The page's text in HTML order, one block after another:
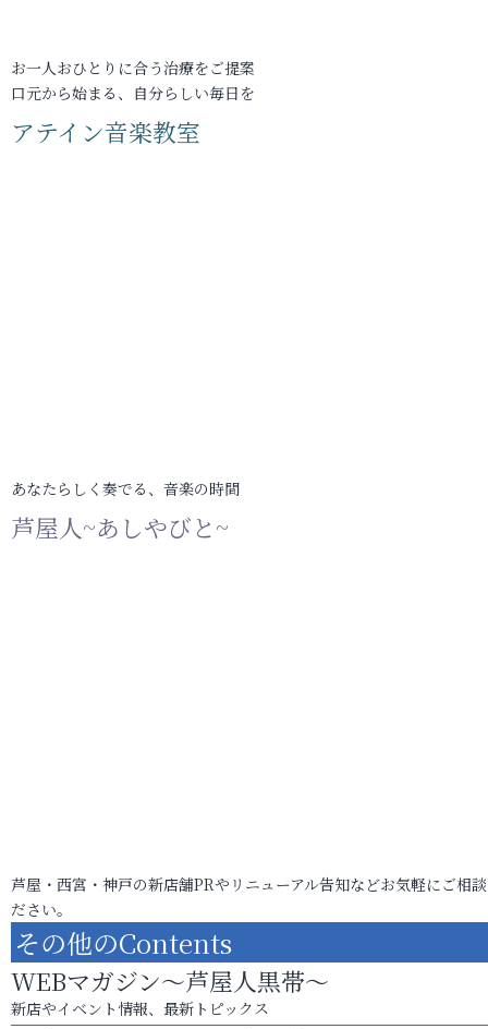
お一人おひとりに合う治療をご提案
口元から始まる、自分らしい毎日を
アテイン音楽教室
あなたらしく奏でる、音楽の時間
芦屋人~あしやびと~
芦屋・西宮・神戸の新店舗PRやリニューアル告知などお気軽にご相
ださい。
その他のContents
WEBマガジン～芦屋人黒帯～
新店やイベント情報、最新トピックス